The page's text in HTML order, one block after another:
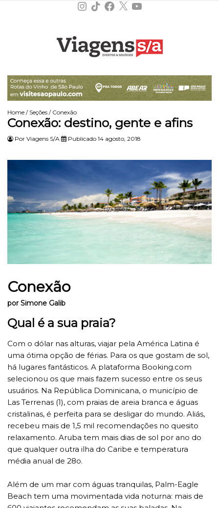
Instagram
TikTokFacebook
X YouTube
Home / Seções / Conexão
Conexão: destino, gente e afins
Por Viagens S/A Publicado 14 agosto, 2018
Conexão
por Simone Galib
Qual é a sua praia?
Com o dólar nas alturas, viajar pela América Latina é
uma ótima opção de férias. Para os que gostam de sol,
há lugares fantásticos. A plataforma Booking.com
selecionou os que mais fazem sucesso entre os seus
usuários. Na República Dominicana, o município de
Las Terrenas (1), com praias de areia branca e águas
cristalinas, é perfeita para se desligar do mundo. Aliás,
recebeu mais de 1,5 mil recomendações no quesito
relaxamento. Aruba tem mais dias de sol por ano do
que qualquer outra ilha do Caribe e temperatura
média anual de 28o.
Além de um mar com águas tranquilas, Palm-Eagle
Beach tem uma movimentada vida noturna: mais de